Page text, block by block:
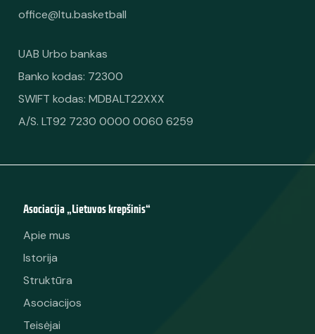
office@ltu.basketball
UAB Urbo bankas
Banko kodas: 72300
SWIFT kodas: MDBALT22XXX
A/S. LT92 7230 0000 0060 6259
Asociacija „Lietuvos krepšinis“
Apie mus
Istorija
Struktūra
Asociacijos
Teisėjai